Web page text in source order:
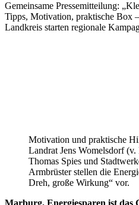
Gemeinsame Pressemitteilung:
Tipps, Motivation, praktische Box
Landkreis starten regionale
Motivation und praktische
Landrat Jens Womelsdorf
Thomas Spies und
Armbrüster stellen die
Dreh, große Wirkung“ vor.